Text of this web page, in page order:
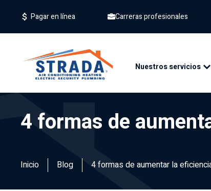
Pagar en línea Carreras profesionales
Nuestros servicios
4 formas de
Inicio Blog 4 formas de aumentar la